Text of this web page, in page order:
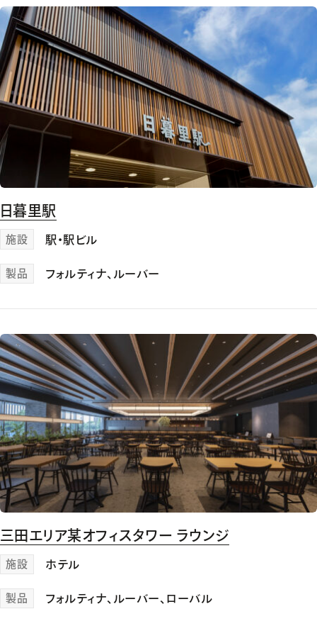
日暮里駅
施設 駅・駅ビル
製品 フォルティナ、 ルーバー
三田エリア某オフィスタワー ラウンジ
施設 ホテル
製品 フォルティナ、 ルーバー、 ローバル